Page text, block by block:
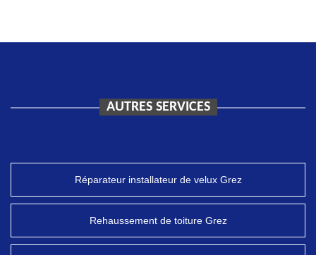
AUTRES SERVICES
Réparateur installateur de velux Grez
Rehaussement de toiture Grez